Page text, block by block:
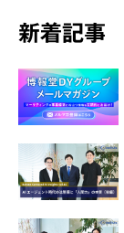
新着記事